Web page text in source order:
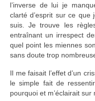
l’inverse de lui je
clarté d’esprit sur ce
suis. Je trouve les
entraînant un irrespect
quel point les miennes
sans doute trop
Il me faisait l’effet d’un
le simple fait de
pourquoi et m’éclairait sur